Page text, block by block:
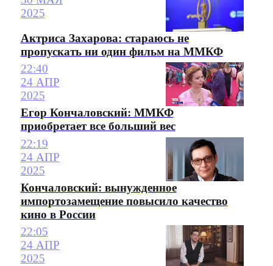
2025
Актриса Захарова: стараюсь не
пропускать ни один фильм на ММКФ
22:40
24 АПР
2025
Егор Кончаловский: ММКФ
приобретает все больший вес
22:19
24 АПР
2025
Кончаловский: вынужденное
импортозамещение повысило качество
кино в России
22:05
24 АПР
2025